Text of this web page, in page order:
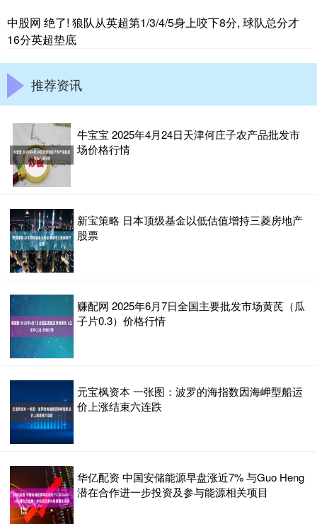
中股网 绝了! 狼队从英超第1/3/4/5身上咬下8分, 球队总分才
16分英超垫底
推荐资讯
牛宝宝 2025年4月24日天津何庄子农产品批发市
场价格行情
新宝策略 日本顶级基金以低估值增持三菱房地产
股票
赚配网 2025年6月7日全国主要批发市场黄芪（瓜
子片0.3）价格行情
元宝枫资本 一张图：波罗的海指数因海岬型船运
价上涨结束六连跌
华亿配资 中国安储能源早盘涨近7% 与Guo Heng
潜在合作进一步投资及参与能源相关项目